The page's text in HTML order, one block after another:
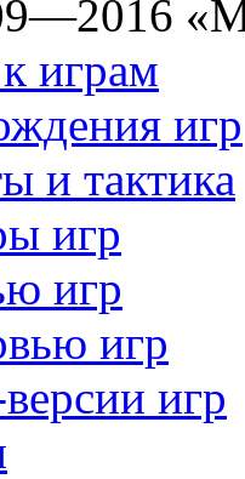
играм
игр
и тактика
игр
игр
игр
игр